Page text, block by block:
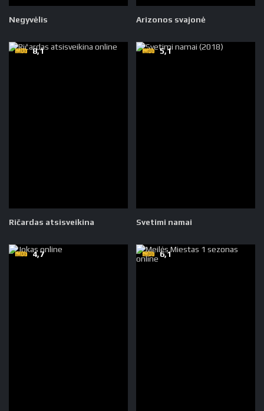
Negyvėlis Arizonos svajonė
Ričardas atsisveikina
8,1
Svetimi namai
5,1
4,7 6,1